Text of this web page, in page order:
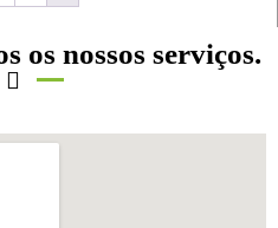
os nossos serviços.